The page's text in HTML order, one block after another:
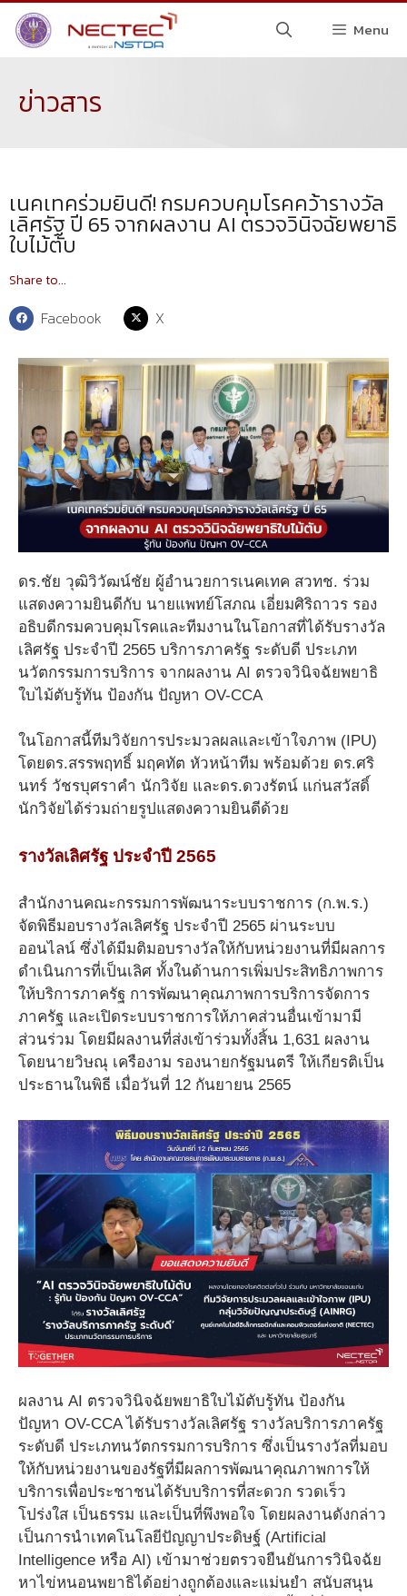
Menu
ข่าวสาร
เนคเทคร่วมยินดี! กรมควบคุมโรคคว้ารางวัล
เลิศรัฐ ปี 65 จากผลงาน AI ตรวจวินิจฉัยพยาธิ
ใบไม้ตับ
Share to...
Facebook X
ดร.ชัย วุฒิวิวัฒน์ชัย ผู้อำนวยการเนคเทค สวทช. ร่วม
แสดงความยินดีกับ นายแพทย์โสภณ เอี่ยมศิริถาวร รอง
อธิบดีกรมควบคุมโรคและทีมงานในโอกาสที่ได้รับรางวัล
เลิศรัฐ ประจำปี 2565 บริการภาครัฐ ระดับดี ประเภท
นวัตกรรมการบริการ จากผลงาน AI ตรวจวินิจฉัยพยาธิ
ใบไม้ตับรู้ทัน ป้องกัน ปัญหา OV-CCA
ในโอกาสนี้ทีมวิจัยการประมวลผลและเข้าใจภาพ (IPU)
โดยดร.สรรพฤทธิ์ มฤคทัต หัวหน้าทีม พร้อมด้วย ดร.ศริ
นทร์ วัชรบุศราคำ นักวิจัย และดร.ดวงรัตน์ แก่นสวัสดิ์
นักวิจัยได้ร่วมถ่ายรูปแสดงความยินดีด้วย
รางวัลเลิศรัฐ ประจำปี 2565
สำนักงานคณะกรรมการพัฒนาระบบราชการ (ก.พ.ร.)
จัดพิธีมอบรางวัลเลิศรัฐ ประจำปี 2565 ผ่านระบบ
ออนไลน์ ซึ่งได้มีมติมอบรางวัลให้กับหน่วยงานที่มีผลการ
ดำเนินการที่เป็นเลิศ ทั้งในด้านการเพิ่มประสิทธิภาพการ
ให้บริการภาครัฐ การพัฒนาคุณภาพการบริการจัดการ
ภาครัฐ และเปิดระบบราชการให้ภาคส่วนอื่นเข้ามามี
ส่วนร่วม โดยมีผลงานที่ส่งเข้าร่วมทั้งสิ้น 1,631 ผลงาน
โดยนายวิษณุ เครืองาม รองนายกรัฐมนตรี ให้เกียรติเป็น
ประธานในพิธี เมื่อวันที่ 12 กันยายน 2565
ผลงาน AI ตรวจวินิจฉัยพยาธิใบไม้ตับรู้ทัน ป้องกัน
ปัญหา OV-CCA ได้รับรางวัลเลิศรัฐ รางวัลบริการภาครัฐ
ระดับดี ประเภทนวัตกรรมการบริการ ซึ่งเป็นรางวัลที่มอบ
ให้กับหน่วยงานของรัฐที่มีผลการพัฒนาคุณภาพการให้
บริการเพื่อประชาชนได้รับบริการที่สะดวก รวดเร็ว
โปร่งใส เป็นธรรม และเป็นที่พึงพอใจ โดยผลงานดังกล่าว
เป็นการนำเทคโนโลยีปัญญาประดิษฐ์ (Artificial
Intelligence หรือ AI) เข้ามาช่วยตรวจยืนยันการวินิจฉัย
หาไข่หนอนพยาธิได้อย่างถูกต้องและแม่นยำ สนับสนุน